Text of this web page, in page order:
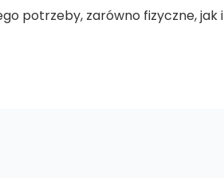
potrzeby, zarówno fizyczne, jak i